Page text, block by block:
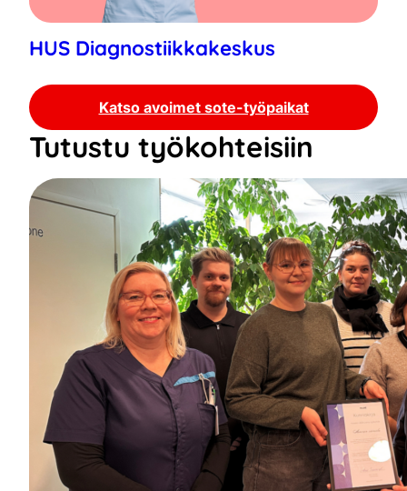
HUS Diagnostiikkakeskus
Katso avoimet sote-työpaikat
Tutustu työkohteisiin